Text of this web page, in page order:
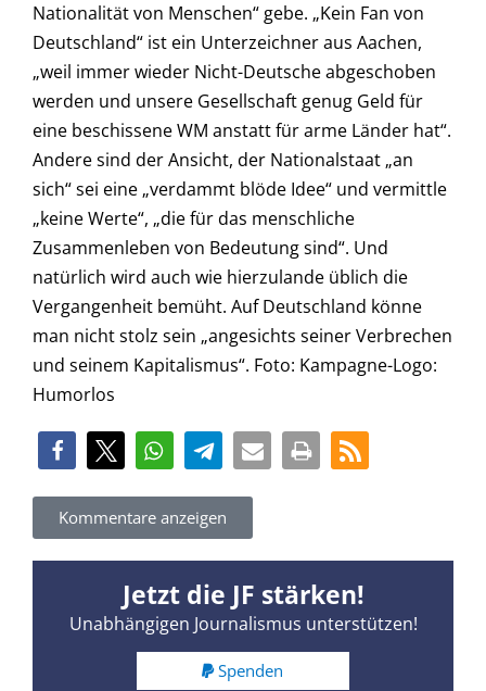
Nationalität von Menschen“ gebe. „Kein Fan von
Deutschland“ ist ein Unterzeichner aus Aachen,
„weil immer wieder Nicht-Deutsche abgeschoben
werden und unsere Gesellschaft genug Geld für
eine beschissene WM anstatt für arme Länder hat“.
Andere sind der Ansicht, der Nationalstaat „an
sich“ sei eine „verdammt blöde Idee“ und vermittle
„keine Werte“, „die für das menschliche
Zusammenleben von Bedeutung sind“. Und
natürlich wird auch wie hierzulande üblich die
Vergangenheit bemüht. Auf Deutschland könne
man nicht stolz sein „angesichts seiner Verbrechen
und seinem Kapitalismus“. Foto: Kampagne-Logo:
Humorlos
Kommentare anzeigen
Jetzt die JF stärken!
Unabhängigen Journalismus unterstützen!
Spenden